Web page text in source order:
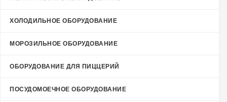
ХОЛОДИЛЬНОЕ ОБОРУДОВАНИЕ
МОРОЗИЛЬНОЕ ОБОРУДОВАНИЕ
ОБОРУДОВАНИЕ ДЛЯ ПИЦЦЕРИЙ
ПОСУДОМОЕЧНОЕ ОБОРУДОВАНИЕ